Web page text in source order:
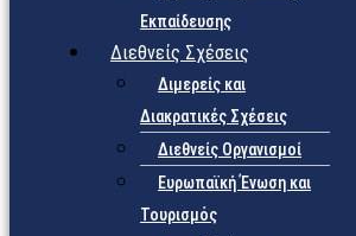
Εκπαίδευσης
Διεθνείς Σχέσεις
Διμερείς και
Διακρατικές Σχέσεις
Διεθνείς Οργανισμοί
Ευρωπαϊκή Ένωση και
Τουρισμός